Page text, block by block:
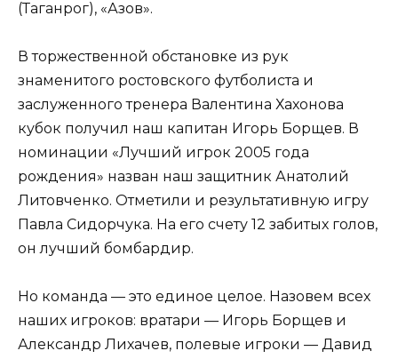
(Таганрог), «Азов».
В торжественной обстановке из рук
знаменитого ростовского футболиста и
заслуженного тренера Валентина Хахонова
кубок получил наш капитан Игорь Борщев. В
номинации «Лучший игрок 2005 года
рождения» назван наш защитник Анатолий
Литовченко. Отметили и результативную игру
Павла Сидорчука. На его счету 12 забитых голов,
он лучший бомбардир.
Но команда — это единое целое. Назовем всех
наших игроков: вратари — Игорь Борщев и
Александр Лихачев, полевые игроки — Давид